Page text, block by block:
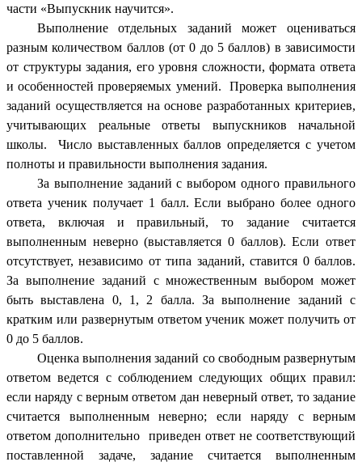
части «Выпускник научится».
Выполнение отдельных заданий может оцениваться
разным количеством баллов (от 0 до 5 баллов) в зависимости
от структуры задания, его уровня сложности, формата ответа
и особенностей проверяемых умений. Проверка выполнения
заданий осуществляется на основе разработанных критериев,
учитывающих реальные ответы выпускников начальной
школы. Число выставленных баллов определяется с учетом
полноты и правильности выполнения задания.
За выполнение заданий с выбором одного правильного
ответа ученик получает 1 балл. Если выбрано более одного
ответа, включая и правильный, то задание считается
выполненным неверно (выставляется 0 баллов). Если ответ
отсутствует, независимо от типа заданий, ставится 0 баллов.
За выполнение заданий с множественным выбором может
быть выставлена 0, 1, 2 балла. За выполнение заданий с
кратким или развернутым ответом ученик может получить от
0 до 5 баллов.
Оценка выполнения заданий со свободным развернутым
ответом ведется с соблюдением следующих общих правил:
если наряду с верным ответом дан неверный ответ, то задание
считается выполненным неверно; если наряду с верным
ответом дополнительно приведен ответ не соответствующий
поставленной задаче, задание считается выполненным